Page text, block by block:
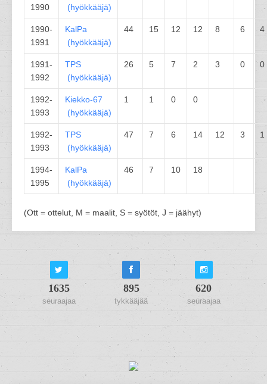
1990
(hyökkääjä)
1990-
1991
KalPa
(hyökkääjä)
44 15 12 12 8 6 4
1991-
1992
TPS
(hyökkääjä)
26 5 7 2 3 0 0
1992-
1993
Kiekko-67
(hyökkääjä)
1 1 0 0
1992-
1993
TPS
(hyökkääjä)
47 7 6 14 12 3 1
1994-
1995
KalPa
(hyökkääjä)
46 7 10 18
(Ott = ottelut, M = maalit, S = syötöt, J = jäähyt)
1635
seuraajaa
895
tykkääjää
620
seuraajaa